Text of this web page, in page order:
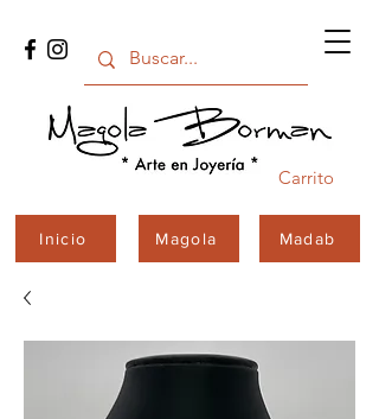
Carrito
Inicio Magola Madab